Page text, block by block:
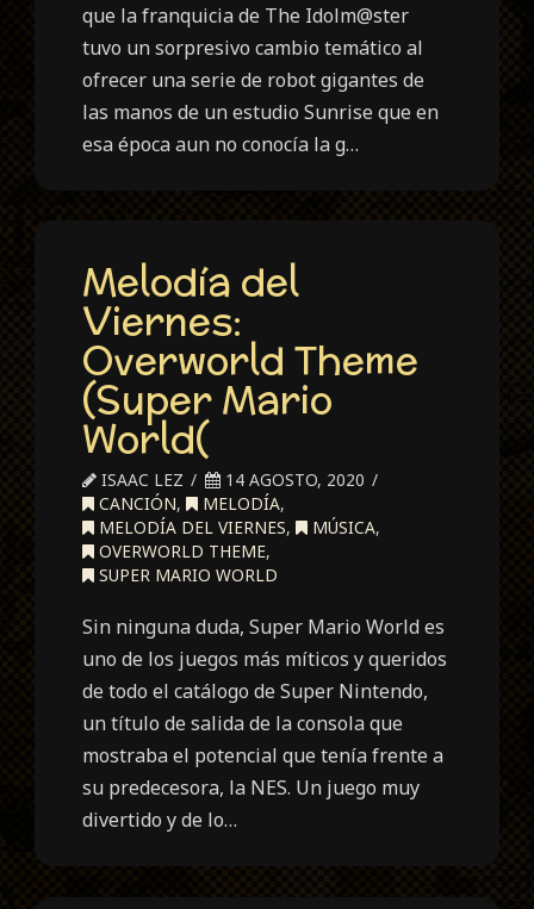
que la franquicia de The Idolm@ster
tuvo un sorpresivo cambio temático al
ofrecer una serie de robot gigantes de
las manos de un estudio Sunrise que en
esa época aun no conocía la g…
Melodía del
Viernes:
Overworld Theme
(Super Mario
World(
ISAAC LEZ
14 AGOSTO, 2020
CANCIÓN, MELODÍA,
MELODÍA DEL VIERNES, MÚSICA,
OVERWORLD THEME,
SUPER MARIO WORLD
Sin ninguna duda, Super Mario World es
uno de los juegos más míticos y queridos
de todo el catálogo de Super Nintendo,
un título de salida de la consola que
mostraba el potencial que tenía frente a
su predecesora, la NES. Un juego muy
divertido y de lo…